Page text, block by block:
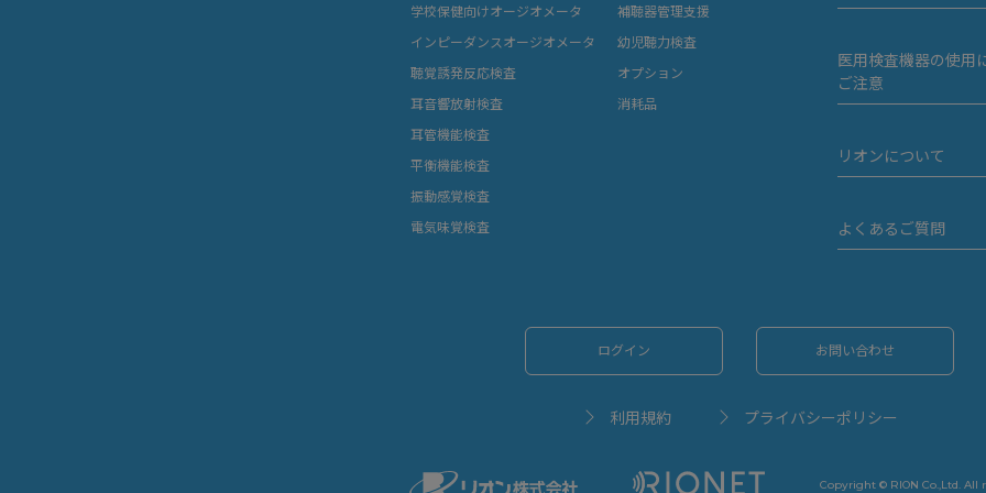
学校保健向けオージオメータ
インピーダンスオージオメータ
聴覚誘発反応検査
耳音響放射検査
耳管機能検査
平衡機能検査
振動感覚検査
電気味覚検査
補聴器管理支援
幼児聴力検査
オプション
消耗品
医用検査機器の使用
ご注意
リオンについて
よくあるご質問
ログイン お問い合わせ
利用規約 プライバシーポリシー
Copyright © RION Co.,Ltd. All